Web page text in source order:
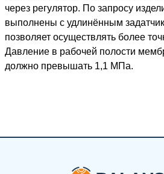
через регулятор. По запросу
выполнены с удлинённым
позволяет осуществлять более
Давление в рабочей полости
должно превышать 1,1 МПа.